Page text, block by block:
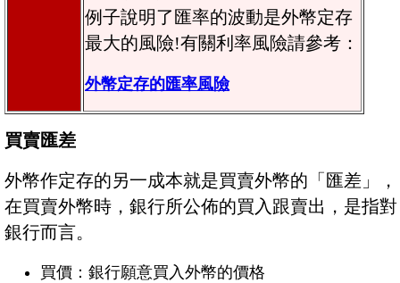
例子說明了匯率的波動是外幣定存
最大的風險!有關利率風險請參考：
外幣定存的匯率風險
買賣匯差
外幣作定存的另一成本就是買賣外幣的「匯差」，
在買賣外幣時，銀行所公佈的買入跟賣出，是指對
銀行而言。
買價：銀行願意買入外幣的價格